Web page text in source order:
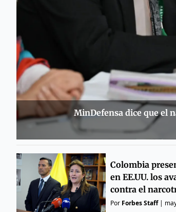
MinDefensa dice que el
Colombia
en EE.UU. los
contra el
Por Forbes Staff|